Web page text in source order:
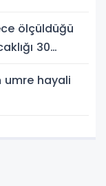
ölçüldüğü
30
umre hayali